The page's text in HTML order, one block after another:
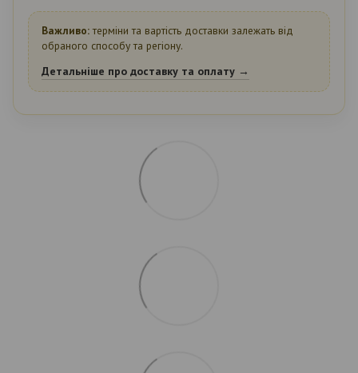
Важливо:терміни та вартість доставки залежать від
обраного способу та регіону.
Детальніше про доставку та оплату →